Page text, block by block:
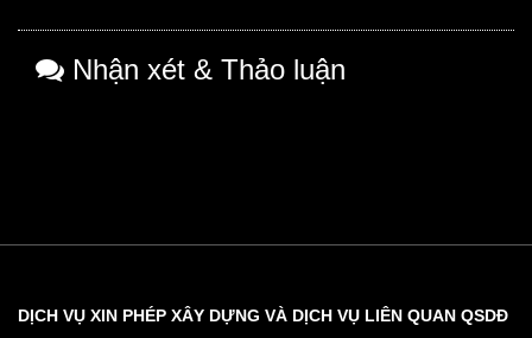
Nhận xét & Thảo luận
DỊCH VỤ XIN PHÉP XÂY DỰNG VÀ DỊCH VỤ LIÊN QUAN QSDĐ